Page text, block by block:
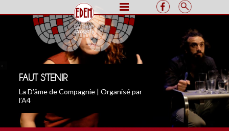
FAUT S'TENIR
La D’âme de Compagnie | Organisé par
l’A4